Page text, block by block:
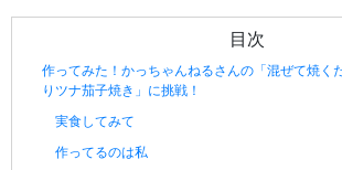
目次
作ってみた！かっちゃんねるさんの「混ぜて焼く
りツナ茄子焼き」に挑戦！
実食してみて
作ってるのは私